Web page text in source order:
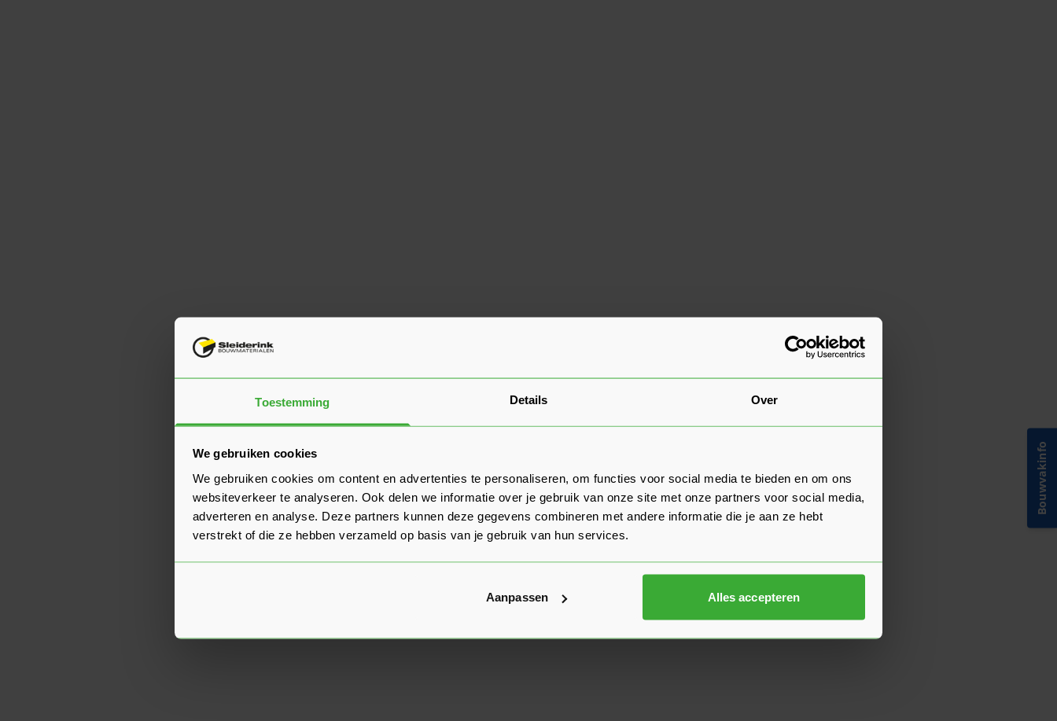
Toestemming Details Over
We gebruiken cookies
We gebruiken cookies om content en advertenties te personaliseren, om functies voor social media te bieden en om ons
websiteverkeer te analyseren. Ook delen we informatie over je gebruik van onze site met onze partners voor social media,
adverteren en analyse. Deze partners kunnen deze gegevens combineren met andere informatie die je aan ze hebt
verstrekt of die ze hebben verzameld op basis van je gebruik van hun services.
Aanpassen Alles accepteren
Bouwvakinfo